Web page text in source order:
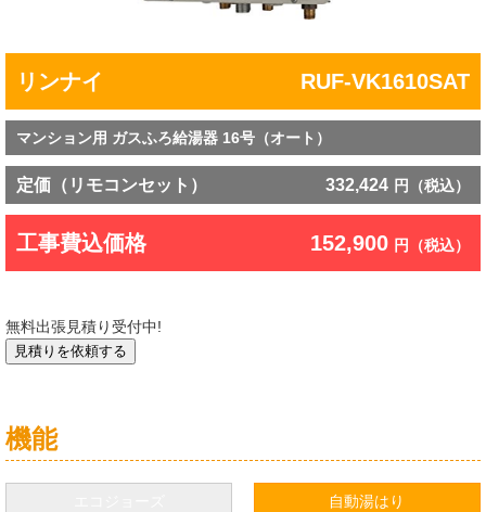
リンナイ RUF-VK1610SAT
マンション用 ガスふろ給湯器 16号（オート）
定価（リモコンセット） 332,424 円（税込）
工事費込価格 152,900 円（税込）
無料出張見積り受付中!
機能
自動湯はり